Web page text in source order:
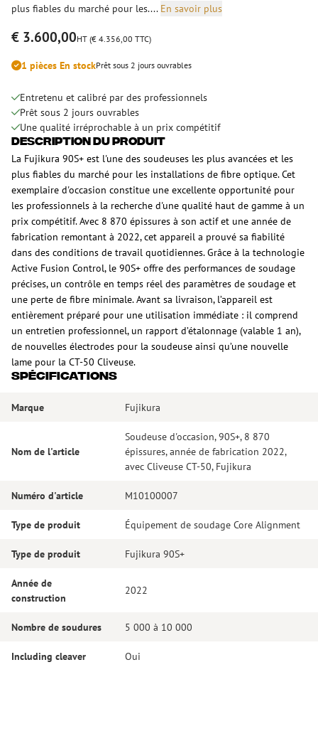
plus fiables du marché pour les.... En savoir plus
€ 3.600,00HT (€ 4.356,00 TTC)
1 pièces En stockPrêt sous 2 jours ouvrables
Entretenu et calibré par des professionnels
Prêt sous 2 jours ouvrables
Une qualité irréprochable à un prix compétitif
Description du produit
La Fujikura 90S+ est l'une des soudeuses les plus avancées et les
plus fiables du marché pour les installations de fibre optique. Cet
exemplaire d'occasion constitue une excellente opportunité pour
les professionnels à la recherche d'une qualité haut de gamme à un
prix compétitif. Avec 8 870 épissures à son actif et une année de
fabrication remontant à 2022, cet appareil a prouvé sa fiabilité
dans des conditions de travail quotidiennes. Grâce à la technologie
Active Fusion Control, le 90S+ offre des performances de soudage
précises, un contrôle en temps réel des paramètres de soudage et
une perte de fibre minimale. Avant sa livraison, l’appareil est
entièrement préparé pour une utilisation immédiate : il comprend
un entretien professionnel, un rapport d’étalonnage (valable 1 an),
de nouvelles électrodes pour la soudeuse ainsi qu’une nouvelle
lame pour la CT-50 Cliveuse.
Spécifications
Marque Fujikura
Nom de l'article
Soudeuse d'occasion, 90S+, 8 870
épissures, année de fabrication 2022,
avec Cliveuse CT-50, Fujikura
Numéro d'article M10100007
Type de produit Équipement de soudage Core Alignment
Type de produit Fujikura 90S+
Année de
construction
2022
Nombre de soudures 5 000 à 10 000
Including cleaver Oui